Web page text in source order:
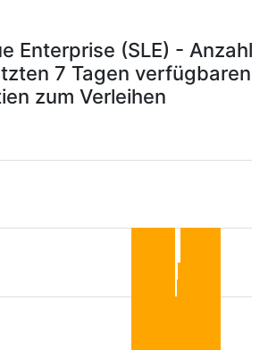
Enterprise (SLE) - Anzahl
7 Tagen verfügbaren
zum Verleihen